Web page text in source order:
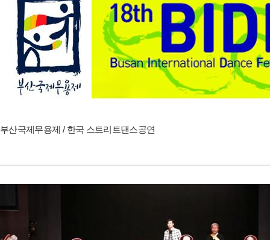
부산국제무용제 / 한국 스트리트댄스공연